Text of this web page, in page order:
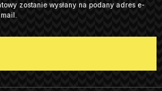
zostanie wysłany na podany adres e-
mail.